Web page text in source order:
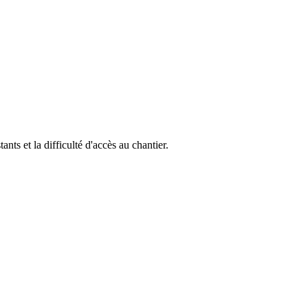
et la difficulté d'accès au chantier.